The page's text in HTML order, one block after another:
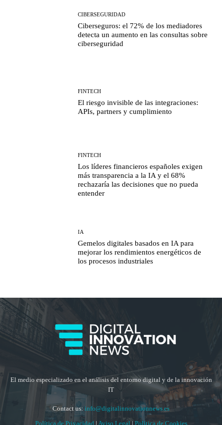
CIBERSEGURIDAD
Ciberseguros: el 72% de los mediadores
detecta un aumento en las consultas sobre
ciberseguridad
FINTECH
El riesgo invisible de las integraciones:
APIs, partners y cumplimiento
FINTECH
Los líderes financieros españoles exigen
más transparencia a la IA y el 68%
rechazaría las decisiones que no pueda
entender
IA
Gemelos digitales basados en IA para
mejorar los rendimientos energéticos de
los procesos industriales
El medio especializado en el análisis del entorno digital y de la innovación
IT
Contact us: info@digitalinnovationnews.es
Política de Privacidad | Aviso Legal | Política de Cookies